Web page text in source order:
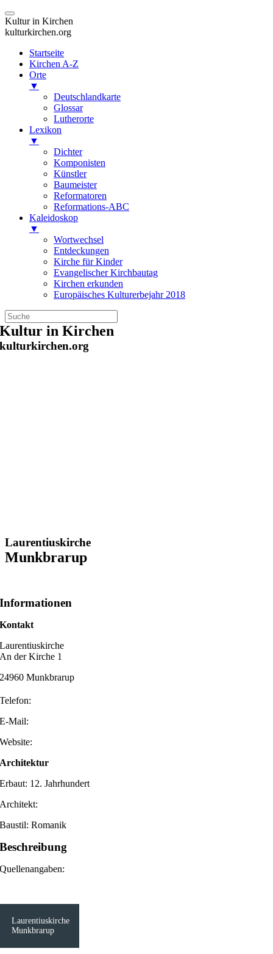
Kultur in Kirchen
kulturkirchen.org
Startseite
Kirchen A-Z
Orte
▼
Deutschlandkarte
Glossar
Lutherorte
Lexikon
▼
Dichter
Komponisten
Künstler
Baumeister
Reformatoren
Reformations-ABC
Kaleidoskop
▼
Wortwechsel
Entdeckungen
Kirche für Kinder
Evangelischer Kirchbautag
Kirchen erkunden
Europäisches Kulturerbejahr 2018
Zum
Inhalt
springen
Kultur in Kirchen
kulturkirchen.org
Laurentiuskirche
Munkbrarup
Informationen
Kontakt
Laurentiuskirche
An der Kirche 1
24960 Munkbrarup
Telefon:
E-Mail:
Website:
Architektur
Erbaut: 12. Jahrhundert
Architekt:
Baustil: Romanik
Beschreibung
Quellenangaben:
Laurentiuskirche
Munkbrarup